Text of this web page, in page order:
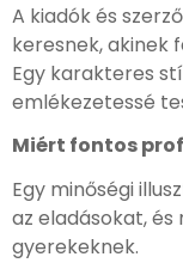
A kiadók és
keresnek, akinek
Egy karakteres
emlékezetessé
Miért fontos
Egy minőségi
az eladásokat,
gyerekeknek.